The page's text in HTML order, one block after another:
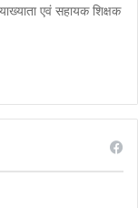
एवं सहायक शिक्षक